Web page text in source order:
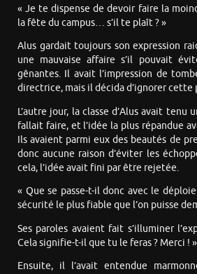
« Je te dispense de devoir faire la
la fête du campus… s’il te plaît ? »
Alus gardait toujours son expression
une mauvaise affaire s’il pouvait
gênantes. Il avait l’impression de
directrice, mais il décida d’ignorer cette
L’autre jour, la classe d’Alus avait tenu
fallait faire, et l’idée la plus répandue
Ils avaient parmi eux des beautés de
donc aucune raison d’éviter les
cela, l’idée avait fini par être rejetée.
« Que se passe-t-il donc avec le
sécurité le plus fiable que l’on puisse
Ses paroles avaient fait s’illuminer
Cela signifie-t-il que tu le feras ? Merci ! »
Ensuite, il l’avait entendue